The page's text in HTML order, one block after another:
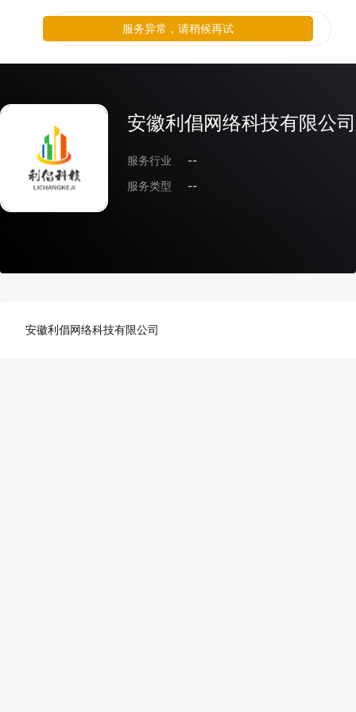
安徽利倡网络科技有限公司
服务行业
--
服务类型
--
安徽利倡网络科技有限公司
服务异常，请稍候再试